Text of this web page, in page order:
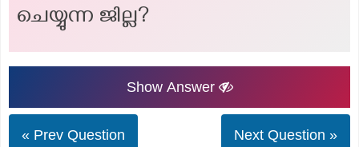
ചെയ്യുന്ന ജില്ല?
Show Answer
« Prev Question Next Question »